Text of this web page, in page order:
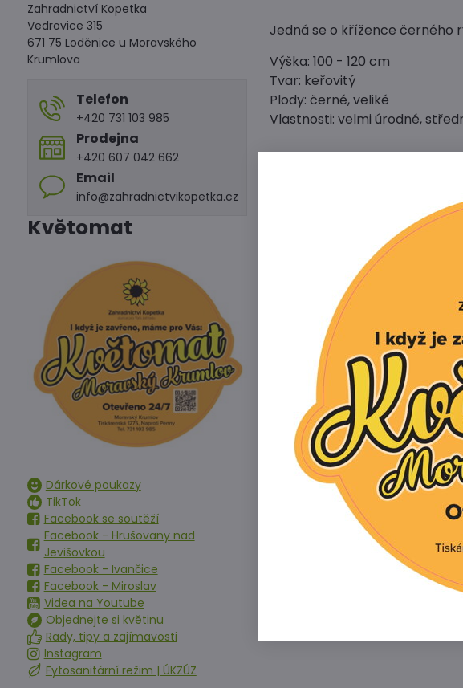
Jedná se o křížence černého
Výška: 100 - 120 cm
Tvar: keřovitý
Plody: černé, veliké
Vlastnosti: velmi úrodné,
Předchozí produkt
Alternativní
Rybíz červený
Rybíz bílý
Zahradnictví Kopetka
Vedrovice 315
671 75 Loděnice u Moravského
Krumlova
Telefon
+420 731 103 985
Prodejna
+420 607 042 662
Email
info@zahradnictvikopetka.cz
Květomat
Dárkové poukazy
TikTok
Facebook se soutěží
Facebook - Hrušovany nad
Jevišovkou
Facebook - Ivančice
Facebook - Miroslav
Videa na Youtube
Objednejte si květinu
Rady, tipy a zajímavosti
Instagram
Fytosanitární režim | ÚKZÚZ